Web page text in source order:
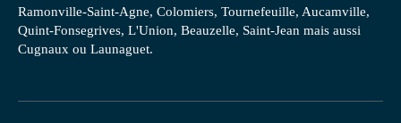
Ramonville-Saint-Agne, Colomiers, Tournefeuille, Aucamville,
Quint-Fonsegrives, L'Union, Beauzelle, Saint-Jean mais aussi
Cugnaux ou Launaguet.